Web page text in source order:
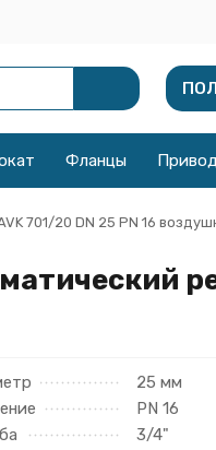
Фланцы
701/20 DN 25 PN 16
25 мм
PN 16
3/4"